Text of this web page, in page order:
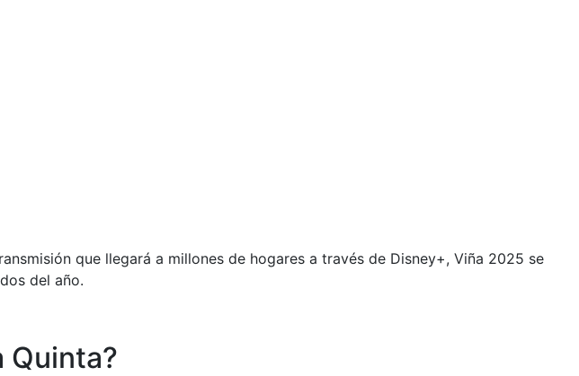
que llegará a millones de hogares a través de Disney+, Viña 2025 se
del año.
Quinta?